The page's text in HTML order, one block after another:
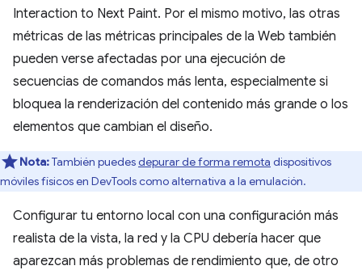
Interaction to Next Paint. Por el mismo motivo, las otras
métricas de las métricas principales de la Web también
pueden verse afectadas por una ejecución de
secuencias de comandos más lenta, especialmente si
bloquea la renderización del contenido más grande o los
elementos que cambian el diseño.
Nota:También puedesdepurar de forma remota dispositivos
móviles físicos en DevTools como alternativa a la emulación.
Configurar tu entorno local con una configuración más
realista de la vista, la red y la CPU debería hacer que
aparezcan más problemas de rendimiento que, de otro